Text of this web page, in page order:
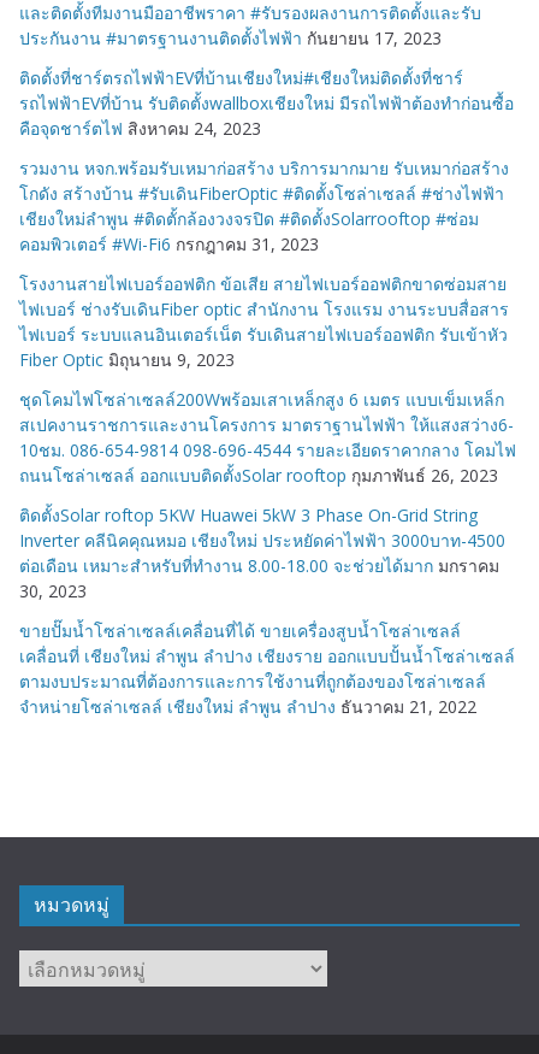
และติดตั้งทีมงานมืออาชีพราคา #รับรองผลงานการติดตั้งและรับ
ประกันงาน #มาตรฐานงานติดตั้งไฟฟ้า กันยายน 17, 2023
ติดตั้งที่ชาร์ตรถไฟฟ้าEVที่บ้านเชียงใหม่#เชียงใหม่ติดตั้งที่ชาร์
รถไฟฟ้าEVที่บ้าน รับติดตั้งwallboxเชียงใหม่ มีรถไฟฟ้าต้องทำก่อนซื้อ
คือจุดชาร์ตไฟ สิงหาคม 24, 2023
รวมงาน หจก.พร้อมรับเหมาก่อสร้าง บริการมากมาย รับเหมาก่อสร้าง
โกดัง สร้างบ้าน #รับเดินFiberOptic #ติดตั้งโซล่าเซลล์ #ช่างไฟฟ้า
เชียงใหม่ลำพูน #ติดตั้กล้องวงจรปิด #ติดตั้งSolarrooftop #ซ่อม
คอมพิวเตอร์ #Wi-Fi6 กรกฎาคม 31, 2023
โรงงานสายไฟเบอร์ออฟติก ข้อเสีย สายไฟเบอร์ออฟติกขาดซ่อมสาย
ไฟเบอร์ ช่างรับเดินFiber optic สำนักงาน โรงแรม งานระบบสื่อสาร
ไฟเบอร์ ระบบแลนอินเตอร์เน็ต รับเดินสายไฟเบอร์ออฟติก รับเข้าหัว
Fiber Optic มิถุนายน 9, 2023
ชุดโคมไฟโซล่าเซลล์200Wพร้อมเสาเหล็กสูง 6 เมตร แบบเข็มเหล็ก
สเปคงานราชการและงานโครงการ มาตราฐานไฟฟ้า ให้แสงสว่าง6-
10ชม. 086-654-9814 098-696-4544 รายละเอียดราคากลาง โคมไฟ
ถนนโซล่าเซลล์ ออกแบบติดตั้งSolar rooftop กุมภาพันธ์ 26, 2023
ติดตั้งSolar roftop 5KW Huawei 5kW 3 Phase On-Grid String
Inverter คลีนิคคุณหมอ เชียงใหม่ ประหยัดค่าไฟฟ้า 3000บาท-4500
ต่อเดือน เหมาะสำหรับที่ทำงาน 8.00-18.00 จะช่วยได้มาก มกราคม
30, 2023
ขายปั๊มน้ำโซล่าเซลล์เคลื่อนที่ได้ ขายเครื่องสูบน้ำโซล่าเซลล์
เคลื่อนที่ เชียงใหม่ ลำพูน ลำปาง เชียงราย ออกแบบปั้นน้ำโซล่าเซลล์
ตามงบประมาณที่ต้องการและการใช้งานที่ถูกต้องของโซล่าเซลล์
จำหน่ายโซล่าเซลล์ เชียงใหม่ ลำพูน ลำปาง ธันวาคม 21, 2022
หมวดหมู่
หมวด
หมู่